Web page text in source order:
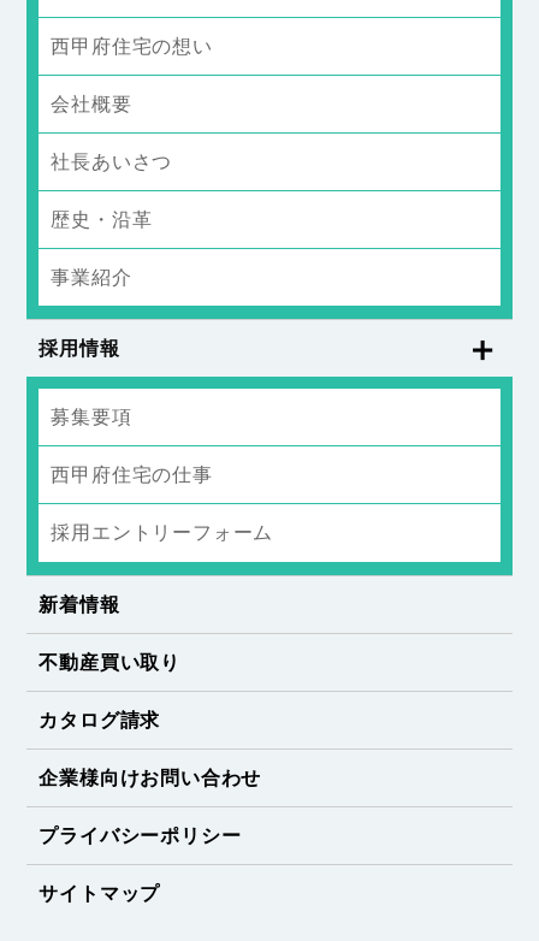
西甲府住宅の想い
会社概要
社長あいさつ
歴史・沿革
事業紹介
採用情報
募集要項
西甲府住宅の仕事
採用エントリーフォーム
新着情報
不動産買い取り
カタログ請求
企業様向けお問い合わせ
プライバシーポリシー
サイトマップ